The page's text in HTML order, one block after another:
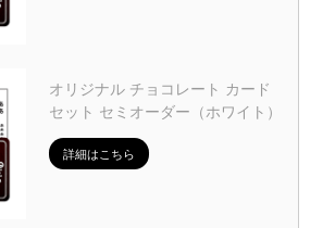
オリジナル チョコレート カード
セット セミオーダー（ホワイト）
詳細はこちら